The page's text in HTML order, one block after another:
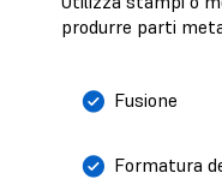
produrre parti
Fusione
Formatura